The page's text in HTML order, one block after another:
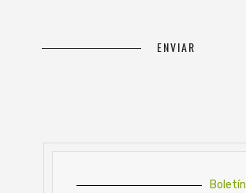
Boletín